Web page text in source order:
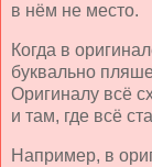
в нём не место.
Когда в
буквально
Оригиналу всё
и там, где всё
Например, в